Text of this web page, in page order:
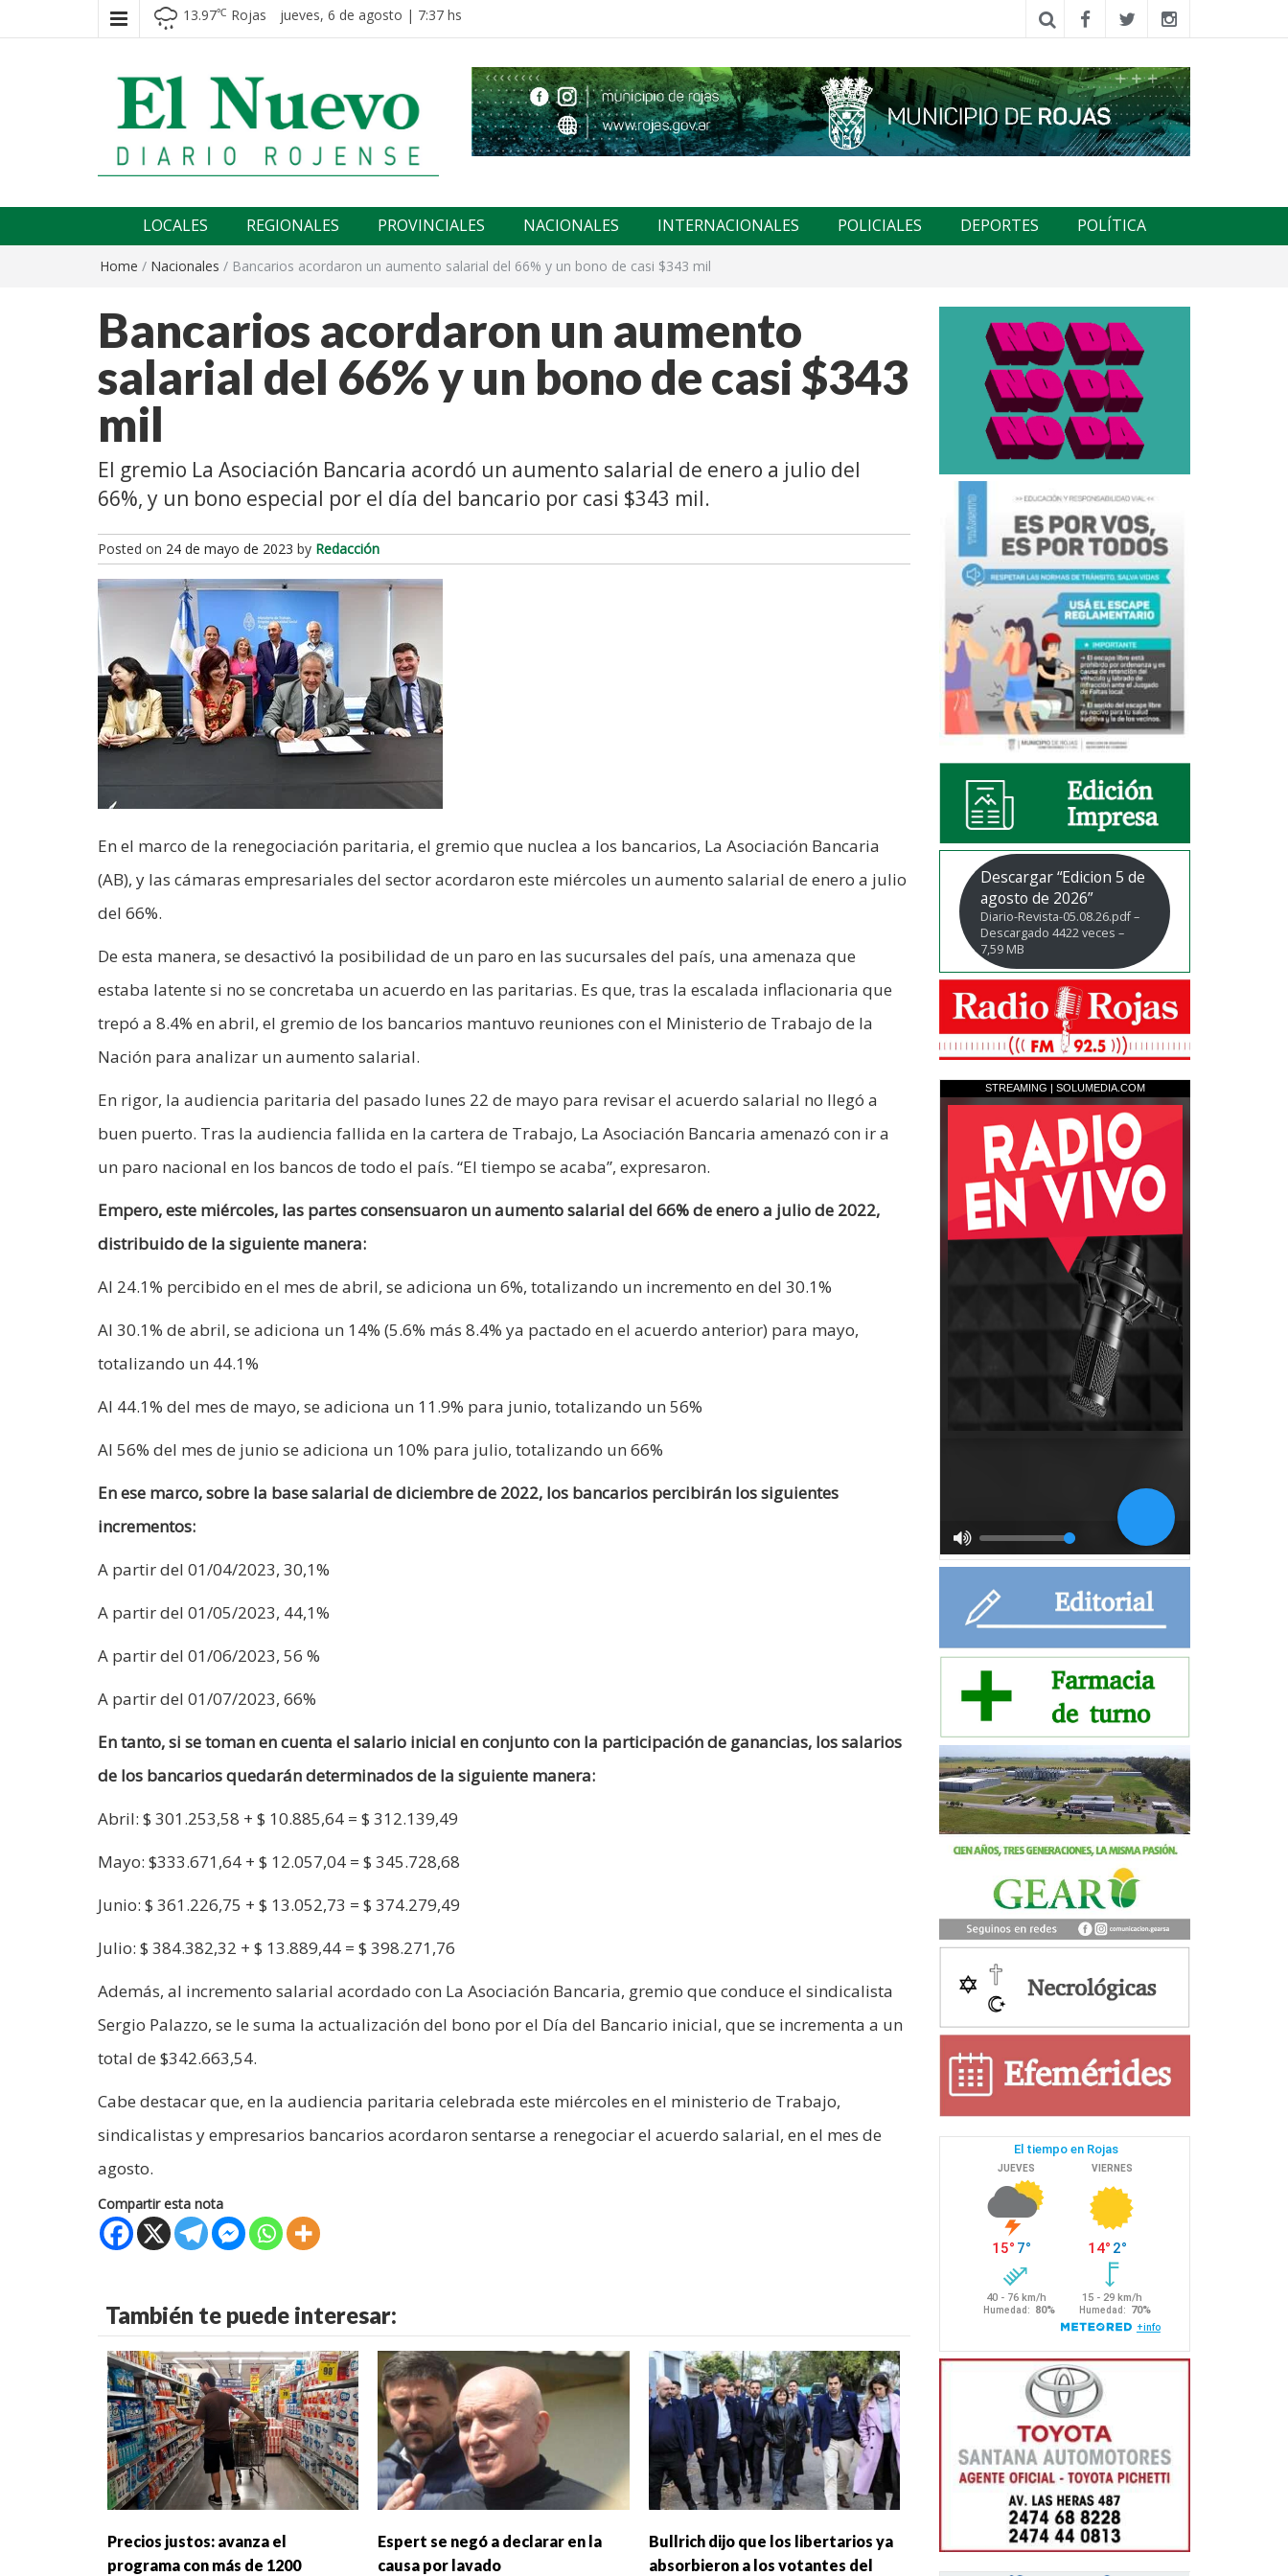
13.97℃ Rojas jueves, 6 de agosto | 7:37 hs
El nuevo rojense
LOCALES REGIONALES PROVINCIALES NACIONALES INTERNACIONALES POLICIALES DEPORTES POLÍTICA
Home / Nacionales / Bancarios acordaron un aumento salarial del 66% y un bono de casi $343 mil
Bancarios acordaron un aumento
salarial del 66% y un bono de casi $343
mil
El gremio La Asociación Bancaria acordó un aumento salarial de enero a julio del
66%, y un bono especial por el día del bancario por casi $343 mil.
Posted on 24 de mayo de 2023 by Redacción
En el marco de la renegociación paritaria, el gremio que nuclea a los bancarios, La Asociación Bancaria
(AB), y las cámaras empresariales del sector acordaron este miércoles un aumento salarial de enero a julio
del 66%.
De esta manera, se desactivó la posibilidad de un paro en las sucursales del país, una amenaza que
estaba latente si no se concretaba un acuerdo en las paritarias. Es que, tras la escalada inflacionaria que
trepó a 8.4% en abril, el gremio de los bancarios mantuvo reuniones con el Ministerio de Trabajo de la
Nación para analizar un aumento salarial.
En rigor, la audiencia paritaria del pasado lunes 22 de mayo para revisar el acuerdo salarial no llegó a
buen puerto. Tras la audiencia fallida en la cartera de Trabajo, La Asociación Bancaria amenazó con ir a
un paro nacional en los bancos de todo el país. “El tiempo se acaba”, expresaron.
Empero, este miércoles, las partes consensuaron un aumento salarial del 66% de enero a julio de 2022,
distribuido de la siguiente manera:
Al 24.1% percibido en el mes de abril, se adiciona un 6%, totalizando un incremento en del 30.1%
Al 30.1% de abril, se adiciona un 14% (5.6% más 8.4% ya pactado en el acuerdo anterior) para mayo,
totalizando un 44.1%
Al 44.1% del mes de mayo, se adiciona un 11.9% para junio, totalizando un 56%
Al 56% del mes de junio se adiciona un 10% para julio, totalizando un 66%
En ese marco, sobre la base salarial de diciembre de 2022, los bancarios percibirán los siguientes
incrementos:
A partir del 01/04/2023, 30,1%
A partir del 01/05/2023, 44,1%
A partir del 01/06/2023, 56 %
A partir del 01/07/2023, 66%
En tanto, si se toman en cuenta el salario inicial en conjunto con la participación de ganancias, los salarios
de los bancarios quedarán determinados de la siguiente manera:
Abril: $ 301.253,58 + $ 10.885,64 = $ 312.139,49
Mayo: $333.671,64 + $ 12.057,04 = $ 345.728,68
Junio: $ 361.226,75 + $ 13.052,73 = $ 374.279,49
Julio: $ 384.382,32 + $ 13.889,44 = $ 398.271,76
Además, al incremento salarial acordado con La Asociación Bancaria, gremio que conduce el sindicalista
Sergio Palazzo, se le suma la actualización del bono por el Día del Bancario inicial, que se incrementa a un
total de $342.663,54.
Cabe destacar que, en la audiencia paritaria celebrada este miércoles en el ministerio de Trabajo,
sindicalistas y empresarios bancarios acordaron sentarse a renegociar el acuerdo salarial, en el mes de
agosto.
Compartir esta nota
También te puede interesar:
Precios justos: avanza el
programa con más de 1200
Espert se negó a declarar en la
causa por lavado
Bullrich dijo que los libertarios ya
absorbieron a los votantes del
Descargar “Edicion 5 de
agosto de 2026”
Diario-Revista-05.08.26.pdf –
Descargado 4422 veces –
7,59 MB